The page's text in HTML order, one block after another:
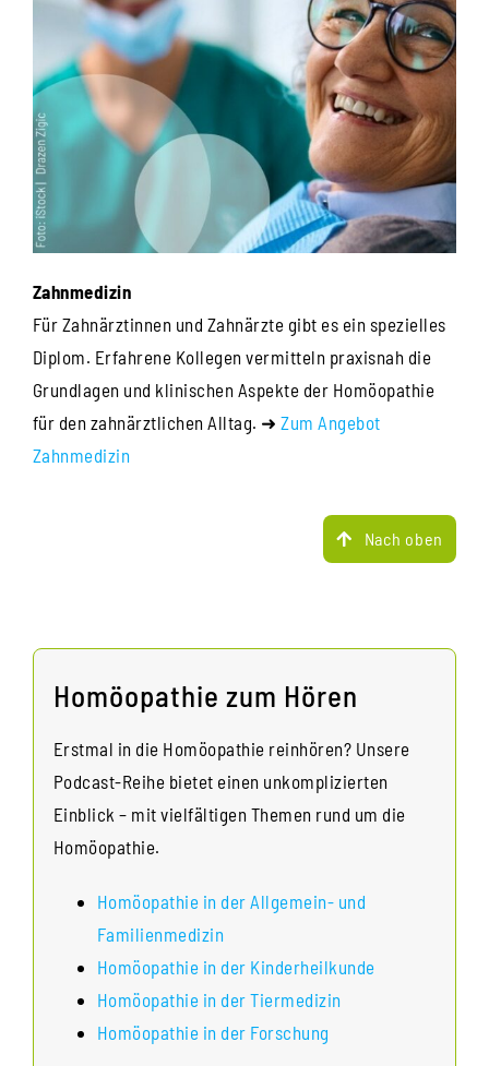
Zahnmedizin
Für Zahnärztinnen und Zahnärzte gibt es ein spezielles
Diplom. Erfahrene Kollegen vermitteln praxisnah die
Grundlagen und klinischen Aspekte der Homöopathie
für den zahnärztlichen Alltag. ➜Zum Angebot
Zahnmedizin
Nach oben
Homöopathie zum Hören
Erstmal in die Homöopathie reinhören? Unsere
Podcast-Reihe bietet einen unkomplizierten
Einblick – mit vielfältigen Themen rund um die
Homöopathie.
Homöopathie in der Allgemein- und
Familienmedizin
Homöopathie in der Kinderheilkunde
Homöopathie in der Tiermedizin
Homöopathie in der Forschung